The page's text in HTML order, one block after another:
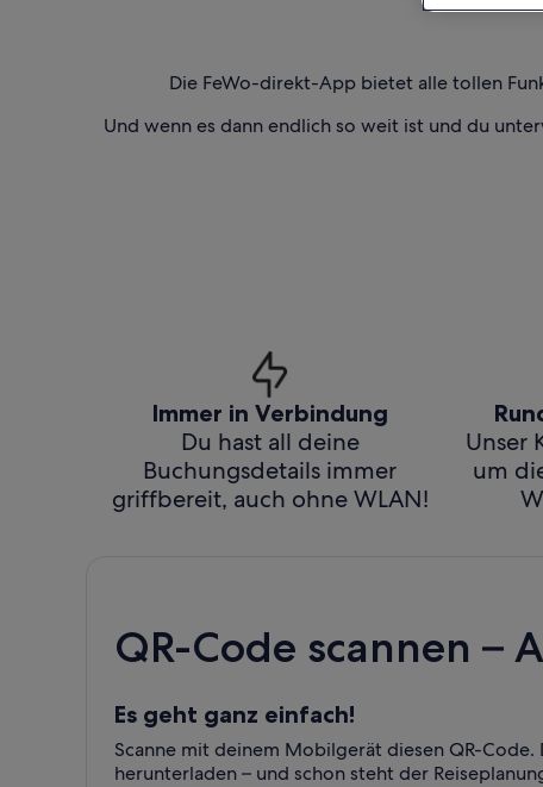
Die FeWo-direkt-App bietet alle tollen
Und wenn es dann endlich so weit ist und du
Immer in Verbindung
Du hast all deine
Buchungsdetails immer
griffbereit, auch ohne WLAN!
Unser
um
QR-Code scannen –
Es geht ganz einfach!
Scanne mit deinem Mobilgerät diesen QR-
herunterladen – und schon steht der